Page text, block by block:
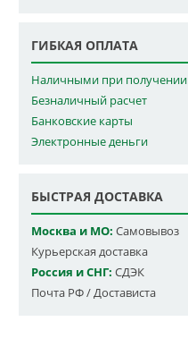
ГИБКАЯ ОПЛАТА
Наличными при получении
Безналичный расчет
Банковские карты
Электронные деньги
БЫСТРАЯ ДОСТАВКА
Москва и МО: Самовывоз
Курьерская доставка
Россия и СНГ: СДЭК
Почта РФ / Достависта